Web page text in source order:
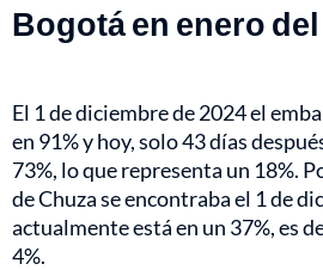
Bogotá en enero del
El 1 de diciembre de 2024 el
en 91% y hoy, solo 43 días
73%, lo que representa un 18%.
de Chuza se encontraba el 1 de
actualmente está en un 37%, es
4%.